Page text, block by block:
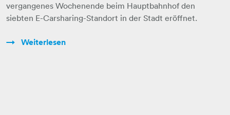
vergangenes Wochenende beim Hauptbahnhof den
siebten E-Carsharing-Standort in der Stadt eröffnet.
Weiterlesen